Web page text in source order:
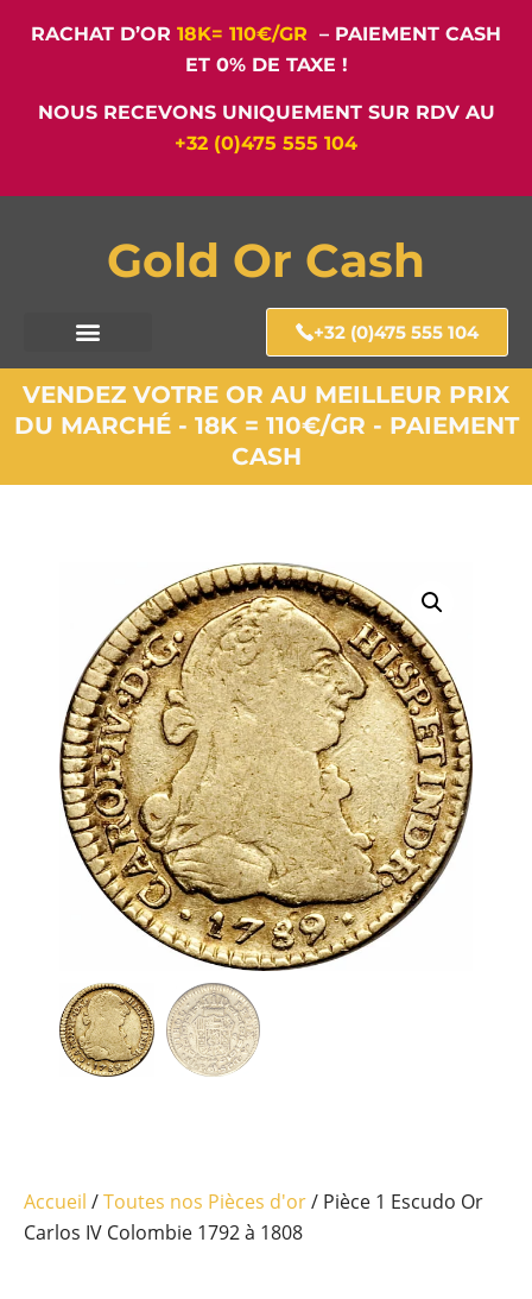
RACHAT D’OR 18K= 110€/GR – PAIEMENT CASH
ET 0% DE TAXE !
NOUS RECEVONS UNIQUEMENT SUR RDV AU
+32 (0)475 555 104
Gold Or Cash
+32 (0)475 555 104
VENDEZ VOTRE OR AU MEILLEUR PRIX
DU MARCHÉ - 18K = 110€/GR - PAIEMENT
CASH
Accueil /Toutes nos Pièces d'or/ Pièce 1 Escudo Or
Carlos IV Colombie 1792 à 1808